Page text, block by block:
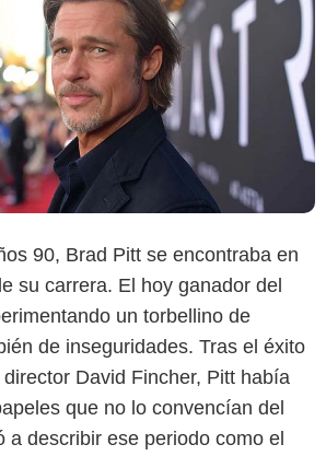
90, Brad Pitt se encontraba en
su carrera. El hoy ganador del
un torbellino de
de inseguridades. Tras el éxito
director David Fincher, Pitt había
que no lo convencían del
a describir ese periodo como el